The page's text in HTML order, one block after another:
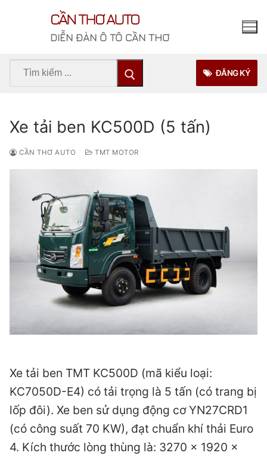
CẦN THƠ AUTO
DIỄN ĐÀN Ô TÔ CẦN THƠ
Tìm
ĐĂNG KÝ
Xe tải ben KC500D (5 tấn)
CẦN THƠ AUTO TMT MOTOR
Xe tải ben TMT KC500D (mã kiểu loại:
KC7050D-E4) có tải trọng là 5 tấn (có trang bị
lốp đôi). Xe ben sử dụng động cơ YN27CRD1
(có công suất 70 KW), đạt chuẩn khí thải Euro
4. Kích thước lòng thùng là: 3270 x 1920 x